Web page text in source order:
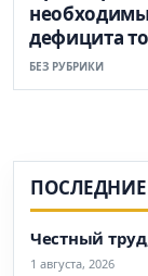
дефицита
БЕЗ РУБРИКИ
Честный
1 августа, 2026